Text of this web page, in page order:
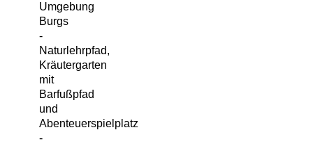
Umgebung
Burgs
-
Naturlehrpfad,
Kräutergarten
mit
Barfußpfad
und
Abenteuerspielplatz
-